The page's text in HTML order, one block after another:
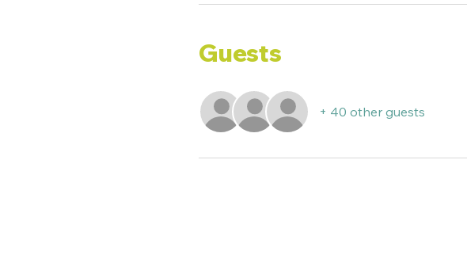
Guests
+ 40 other guests